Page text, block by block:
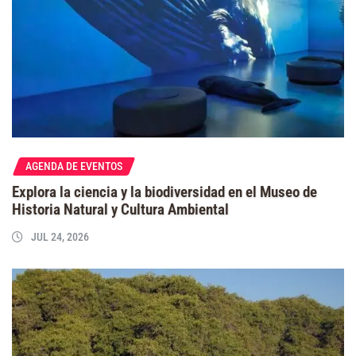
AGENDA DE EVENTOS
Explora la ciencia y la biodiversidad en el Museo de
Historia Natural y Cultura Ambiental
JUL 24, 2026